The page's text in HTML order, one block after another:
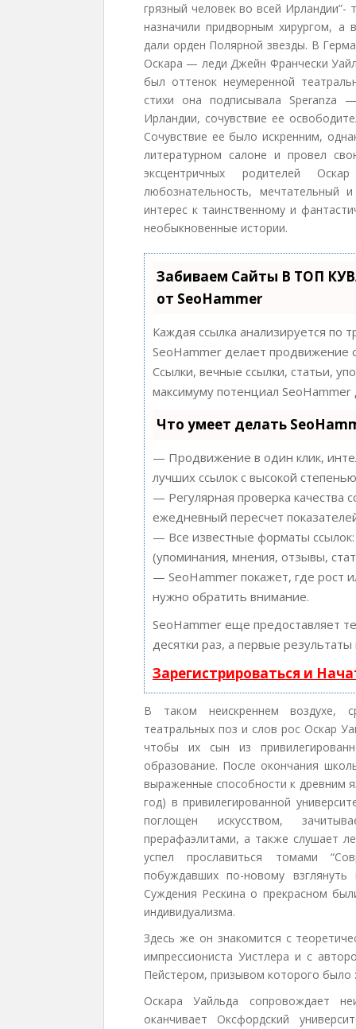
грязный человек во всей
назначили придворным хирургом, а
дали орден Полярной звезды. В
Оскара — леди Джейн Франчески
был оттенок неумеренной
стихи она подписывала
Ирландии, сочувствие ее
Сочувствие ее было искренним,
литературном салоне и провел
эксцентричных родителей
любознательность, мечтательный
интерес к таинственному и
необыкновенные истории.
Забиваем Сайты В ТОП
от SeoHammer
Каждая ссылка анализируется по
SeoHammer делает продвижение
Ссылки, вечные ссылки, статьи,
максимуму потенциал
Что умеет делать
— Продвижение в один клик,
лучших ссылок с высокой
— Регулярная проверка качества
ежедневный пересчет
— Все известные форматы
(упоминания, мнения, отзывы,
— SeoHammer покажет, где рост
нужно обратить внимание.
SeoHammer еще предоставляет
десятки раз, а первые
Зарегистрироваться и
В таком неискреннем воздухе,
театральных поз и слов рос Оскар
чтобы их сын из
образование. После окончания
выраженные способности к древним
год) в привилегированной
поглощен искусством,
прерафаэлитами, а также слушает
успел прославиться томами
побуждавших по-новому
Суждения Рескина о прекрасном
индивидуализма.
Здесь же он знакомится с
импрессиониста Уистлера и с
Пейстером, призывом которого было
Оскара Уайльда сопровождает
оканчивает Оксфордский